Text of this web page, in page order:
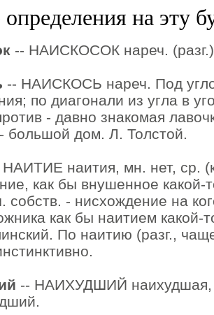
на эту
-- НАИСКОСОК нареч.
-- НАИСКОСЬ нареч. Под
по диагонали из угла в
- давно знакомая
большой дом. Л. Толстой.
НАИТИЕ наития, мн. нет, ср.
как бы внушенное
собств. - нисхождение на
как бы наитием какой-
По наитию (разг.,
-- НАИХУДШИЙ наихудшая,